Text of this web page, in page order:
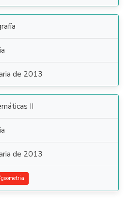
de 2013
II
de 2013
geometria